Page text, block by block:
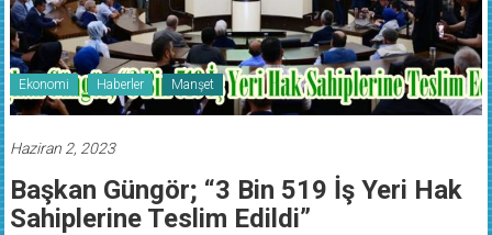
Ekonomi Haberler Manşet
Haziran 2, 2023
Başkan Güngör; “3 Bin 519 İş Yeri Hak
Sahiplerine Teslim Edildi”